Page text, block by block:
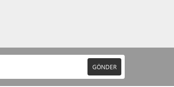
GÖNDER